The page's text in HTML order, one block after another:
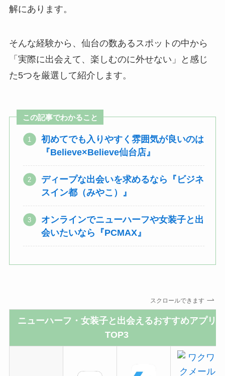
解にあります。
そんな経験から、仙台の数あるスポットの中から
「実際に出会えて、楽しむのに外せない」と感じ
た5つを厳選して紹介します。
この記事でわかること
初めてでも入りやすく雰囲気が良いのは
『Believe×Believe仙台店』
ディープな出会いを求めるなら『ビジネ
スイン都（みやこ）』
オンラインでニューハーフや女装子と出
会いたいなら『PCMAX』
スクロールできます
ニューハーフ・女装子と出会えるおすすめアプリ
TOP3